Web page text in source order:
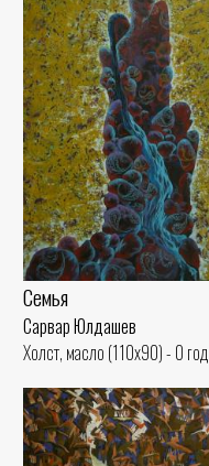
Семья
Сарвар Юлдашев
Холст, масло (110x90) - 0 год